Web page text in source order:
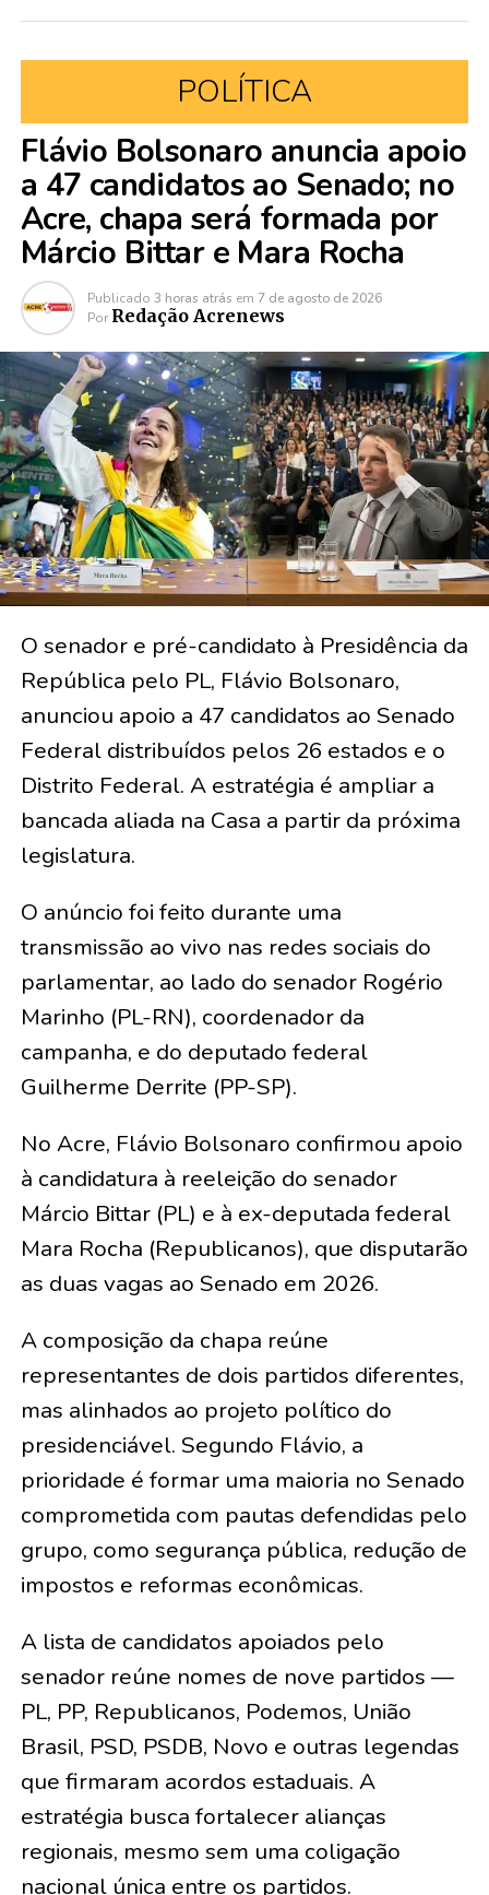
POLÍTICA
Flávio Bolsonaro anuncia apoio
a 47 candidatos ao Senado; no
Acre, chapa será formada por
Márcio Bittar e Mara Rocha
Publicado 3 horas atrás em 7 de agosto de 2026
Por Redação Acrenews
O senador e pré-candidato à Presidência da
República pelo PL, Flávio Bolsonaro,
anunciou apoio a 47 candidatos ao Senado
Federal distribuídos pelos 26 estados e o
Distrito Federal. A estratégia é ampliar a
bancada aliada na Casa a partir da próxima
legislatura.
O anúncio foi feito durante uma
transmissão ao vivo nas redes sociais do
parlamentar, ao lado do senador Rogério
Marinho (PL-RN), coordenador da
campanha, e do deputado federal
Guilherme Derrite (PP-SP).
No Acre, Flávio Bolsonaro confirmou apoio
à candidatura à reeleição do senador
Márcio Bittar (PL) e à ex-deputada federal
Mara Rocha (Republicanos), que disputarão
as duas vagas ao Senado em 2026.
A composição da chapa reúne
representantes de dois partidos diferentes,
mas alinhados ao projeto político do
presidenciável. Segundo Flávio, a
prioridade é formar uma maioria no Senado
comprometida com pautas defendidas pelo
grupo, como segurança pública, redução de
impostos e reformas econômicas.
A lista de candidatos apoiados pelo
senador reúne nomes de nove partidos —
PL, PP, Republicanos, Podemos, União
Brasil, PSD, PSDB, Novo e outras legendas
que firmaram acordos estaduais. A
estratégia busca fortalecer alianças
regionais, mesmo sem uma coligação
nacional única entre os partidos.